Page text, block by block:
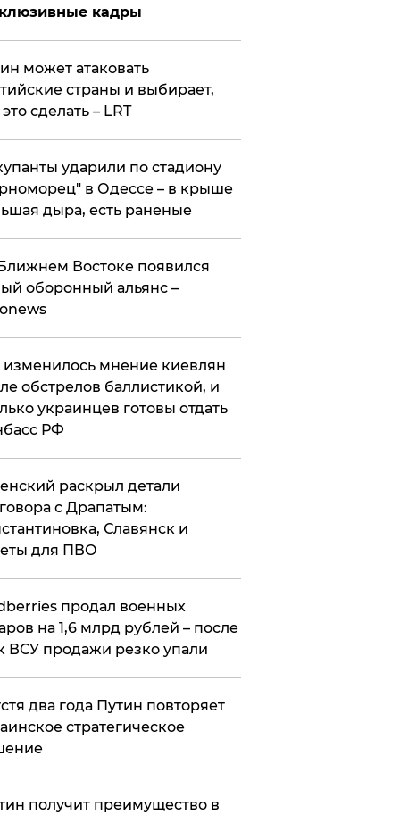
кадры
может атаковать
страны и выбирает,
сделать – LRT
ударили по стадиону
в Одессе – в крыше
дыра, есть раненые
Востоке появился
оборонный альянс –
изменилось мнение киевлян
обстрелов баллистикой, и
украинцев готовы отдать
РФ
раскрыл детали
с Драпатым:
Славянск и
для ПВО
продал военных
на 1,6 млрд рублей – после
ВСУ продажи резко упали
два года Путин повторяет
стратегическое
получит преимущество в